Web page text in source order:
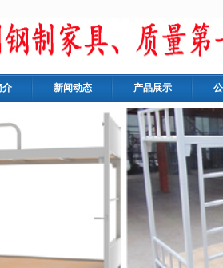
介 新闻动态 产品展示